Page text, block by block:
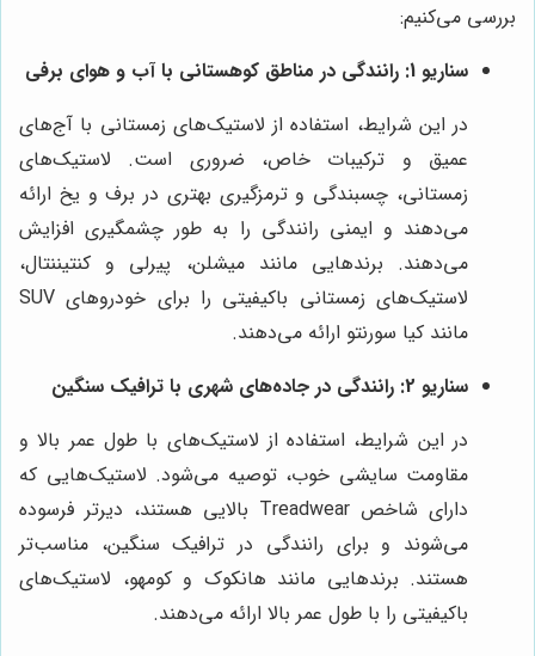
بررسی می‌کنیم:
سناریو 1: رانندگی در مناطق کوهستانی با آب و هوای برفی
در این شرایط، استفاده از لاستیک‌های زمستانی با آج‌های
عمیق و ترکیبات خاص، ضروری است. لاستیک‌های
زمستانی، چسبندگی و ترمزگیری بهتری در برف و یخ ارائه
می‌دهند و ایمنی رانندگی را به طور چشمگیری افزایش
می‌دهند. برندهایی مانند میشلن، پیرلی و کنتیننتال،
لاستیک‌های زمستانی باکیفیتی را برای خودروهای SUV
مانند کیا سورنتو ارائه می‌دهند.
سناریو 2: رانندگی در جاده‌های شهری با ترافیک سنگین
در این شرایط، استفاده از لاستیک‌های با طول عمر بالا و
مقاومت سایشی خوب، توصیه می‌شود. لاستیک‌هایی که
دارای شاخص Treadwear بالایی هستند، دیرتر فرسوده
می‌شوند و برای رانندگی در ترافیک سنگین، مناسب‌تر
هستند. برندهایی مانند هانکوک و کومهو، لاستیک‌های
باکیفیتی را با طول عمر بالا ارائه می‌دهند.